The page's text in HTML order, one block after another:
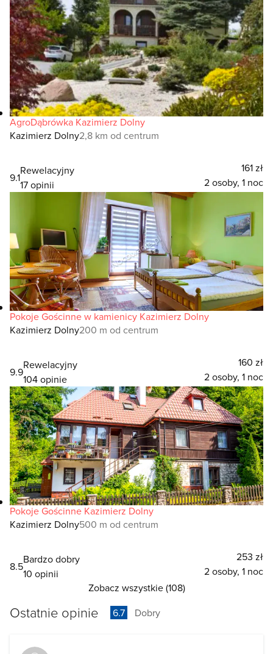
AgroDąbrówka Kazimierz Dolny
Kazimierz Dolny2,8 km od centrum
9.1
Rewelacyjny
17 opinii
161 zł
2 osoby, 1 noc
Pokoje Gościnne w kamienicy Kazimierz Dolny
Kazimierz Dolny200 m od centrum
9.9
Rewelacyjny
104 opinie
160 zł
2 osoby, 1 noc
Pokoje Gościnne Kazimierz Dolny
Kazimierz Dolny500 m od centrum
8.5
Bardzo dobry
10 opinii
253 zł
2 osoby, 1 noc
Zobacz wszystkie (108)
Ostatnie opinie 6.7 Dobry